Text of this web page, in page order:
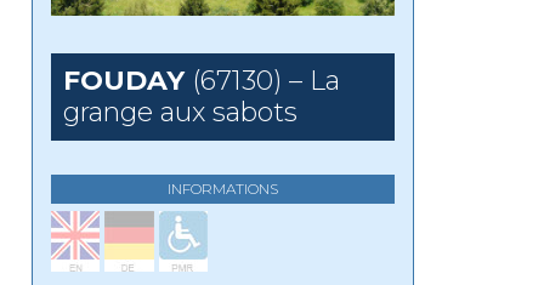
FOUDAY (67130) – La
grange aux sabots
INFORMATIONS